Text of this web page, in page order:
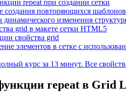
repeat при создании сетки
создания повторяющихся шаблонов
изменения
grid в макете сетки HTML5
свойства grid
элементов в сетке с
курс за 13 минут. Все
repeat в Grid